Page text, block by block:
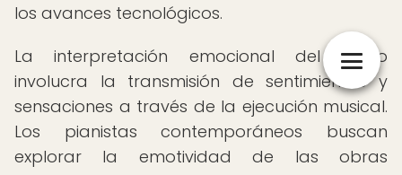
los avances tecnológicos.
La interpretación emocional del piano
involucra la transmisión de sentimientos y
sensaciones a través de la ejecución musical.
Los pianistas contemporáneos buscan
explorar la emotividad de las obras